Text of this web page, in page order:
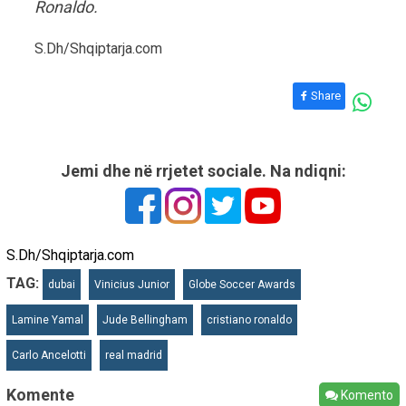
Ronaldo.
S.Dh/Shqiptarja.com
Share
Jemi dhe në rrjetet sociale. Na ndiqni:
S.Dh/Shqiptarja.com
TAG:
dubai Vinicius Junior Globe Soccer Awards
Lamine Yamal Jude Bellingham cristiano ronaldo
Carlo Ancelotti real madrid
Komente Komento